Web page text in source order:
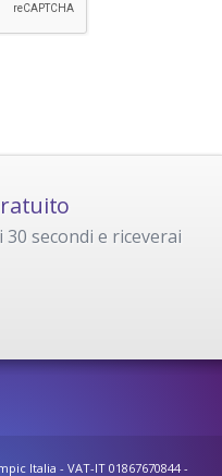
secondi e riceverai
Italia - VAT-IT 01867670844 -